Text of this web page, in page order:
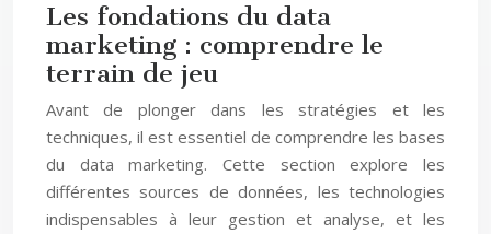
Les fondations du data
marketing : comprendre le
terrain de jeu
Avant de plonger dans les stratégies et les
techniques, il est essentiel de comprendre les bases
du data marketing. Cette section explore les
différentes sources de données, les technologies
indispensables à leur gestion et analyse, et les